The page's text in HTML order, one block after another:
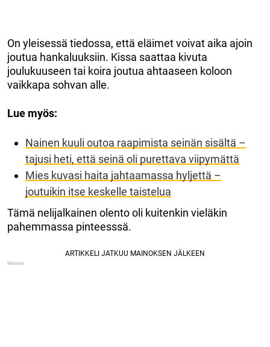
On yleisessä tiedossa, että eläimet voivat aika ajoin
joutua hankaluuksiin. Kissa saattaa kivuta
joulukuuseen tai koira joutua ahtaaseen koloon
vaikkapa sohvan alle.
Lue myös:
Nainen kuuli outoa raapimista seinän sisältä –
tajusi heti, että seinä oli purettava viipymättä
Mies kuvasi haita jahtaamassa hyljettä –
joutuikin itse keskelle taistelua
Tämä nelijalkainen olento oli kuitenkin vieläkin
pahemmassa pinteesssä.